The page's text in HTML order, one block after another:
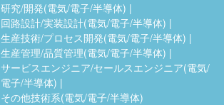
研究/開発(電気/電子/半導体)
回路設計/実装設計(電気/電子/半導体)
生産技術/プロセス開発(電気/電子/半導体)
生産管理/品質管理(電気/電子/半導体)
サービスエンジニア/セールスエンジニア(電気/
電子/半導体)
その他技術系(電気/電子/半導体)